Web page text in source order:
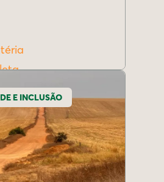
E INCLUSÃO